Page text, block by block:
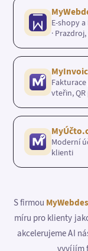
E-shopy
·
vteřin,
Moderní
klienti
S firmou
míru pro klienty
akcelerujeme AI